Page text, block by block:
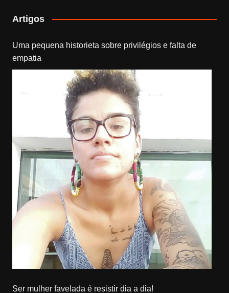
Artigos
Uma pequena historieta sobre privilégios e falta de
empatia
Ser mulher favelada é resistir dia a dia!